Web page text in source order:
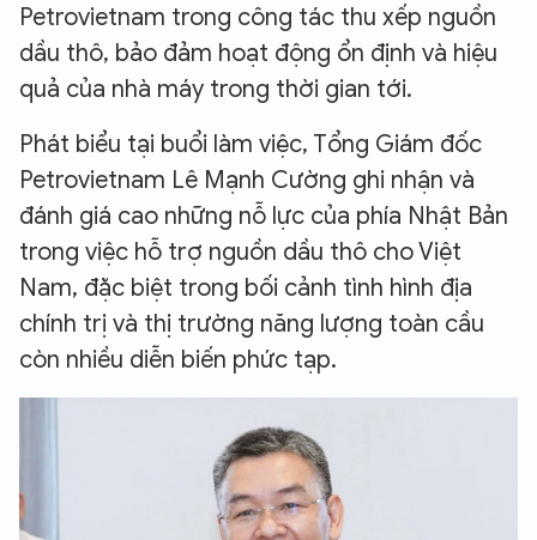
Petrovietnam trong công tác thu xếp nguồn
dầu thô, bảo đảm hoạt động ổn định và hiệu
quả của nhà máy trong thời gian tới.
Phát biểu tại buổi làm việc, Tổng Giám đốc
Petrovietnam Lê Mạnh Cường ghi nhận và
đánh giá cao những nỗ lực của phía Nhật Bản
trong việc hỗ trợ nguồn dầu thô cho Việt
Nam, đặc biệt trong bối cảnh tình hình địa
chính trị và thị trường năng lượng toàn cầu
còn nhiều diễn biến phức tạp.